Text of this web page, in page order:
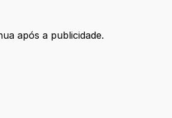
após a publicidade.